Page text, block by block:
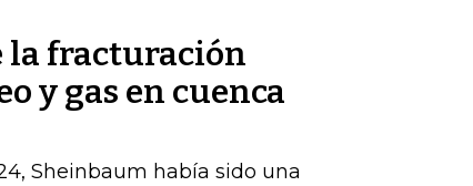
la fracturación
y gas en cuenca
Sheinbaum había sido una